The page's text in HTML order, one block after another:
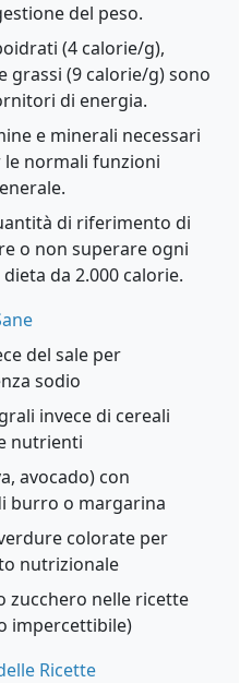
del peso.
(4 calorie/g),
grassi (9 calorie/g) sono
di energia.
e minerali necessari
normali funzioni
di riferimento di
o non superare ogni
da 2.000 calorie.
del sale per
sodio
invece di cereali
nutrienti
avocado) con
burro o margarina
colorate per
nutrizionale
zucchero nelle ricette
impercettibile)
Ricette